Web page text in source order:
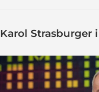
Karol Strasburger